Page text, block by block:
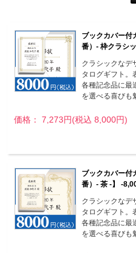
ブックカバー付
番）- 枠クラシ
クラシックなデ
タログギフト。
各種記念品に最
を選べる喜びも
価格： 7,273円(税込 8,000円)
ブックカバー付
番）- 茶 -】 -
クラシックなデ
タログギフト。
各種記念品に最
を選べる喜びも